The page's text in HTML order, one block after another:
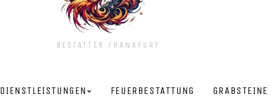
BESTATTER FRANKFURT
DIENSTLEISTUNGEN FEUERBESTATTUNG GRABSTEINE